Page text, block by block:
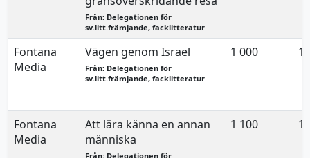
Från: Delegationen för
sv.litt.främjande, facklitteratur
Fontana
Media
Vägen genom Israel
Från: Delegationen för
sv.litt.främjande, facklitteratur
1 000
Fontana
Media
Att lära känna en annan
människa
Från: Delegationen för
1 100